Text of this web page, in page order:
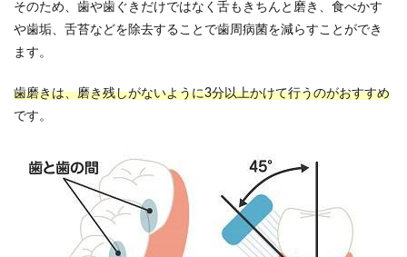
そのため、歯や歯ぐきだけではなく舌もきちんと磨き、食べかす
や歯垢、舌苔などを除去することで歯周病菌を減らすことができ
ます。
歯磨きは、磨き残しがないように3分以上かけて行うのがおすすめ
です。